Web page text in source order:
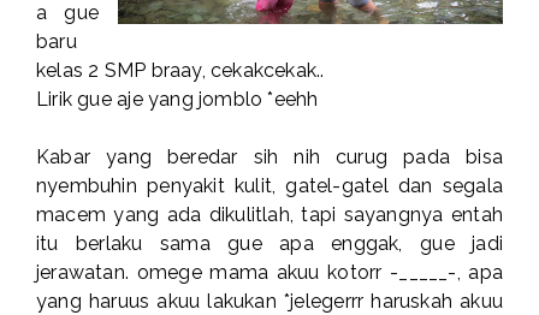
a gue
baru
kelas 2 SMP braay, cekakcekak..
Lirik gue aje yang jomblo *eehh
Kabar yang beredar sih nih curug pada bisa
nyembuhin penyakit kulit, gatel-gatel dan segala
macem yang ada dikulitlah, tapi sayangnya entah
itu berlaku sama gue apa enggak, gue jadi
jerawatan. omege mama akuu kotorr -_____-, apa
yang haruus akuu lakukan *jelegerrr haruskah akuu